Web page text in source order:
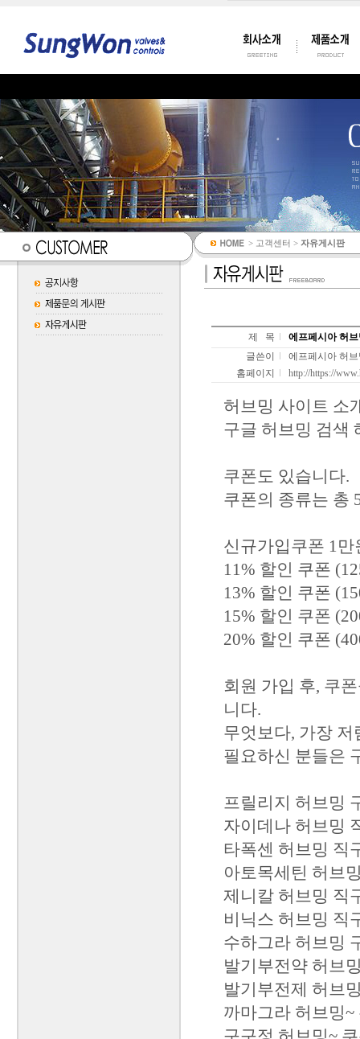
> 고객센터 > 자유게시판
제 목
에프페시아 허
글쓴이
에프페시아 허
홈페이지
http://https://
허브밍 사이트 소
구글 허브밍 검색
쿠폰도 있습니다.
쿠폰의 종류는 총
신규가입쿠폰 1
11% 할인 쿠폰
13% 할인 쿠폰
15% 할인 쿠폰
20% 할인 쿠폰
회원 가입 후, 쿠
니다.
무엇보다, 가장
필요하신 분들은
프릴리지 허브밍
자이데나 허브밍
타폭센 허브밍 직
아토목세틴 허브
제니칼 허브밍 직
비닉스 허브밍 직
수하그라 허브밍
발기부전약 허브
발기부전제 허브
까마그라 허브밍~